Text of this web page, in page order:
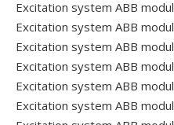
Excitation system ABB
Excitation system ABB
Excitation system ABB
Excitation system ABB
Excitation system ABB
Excitation system ABB